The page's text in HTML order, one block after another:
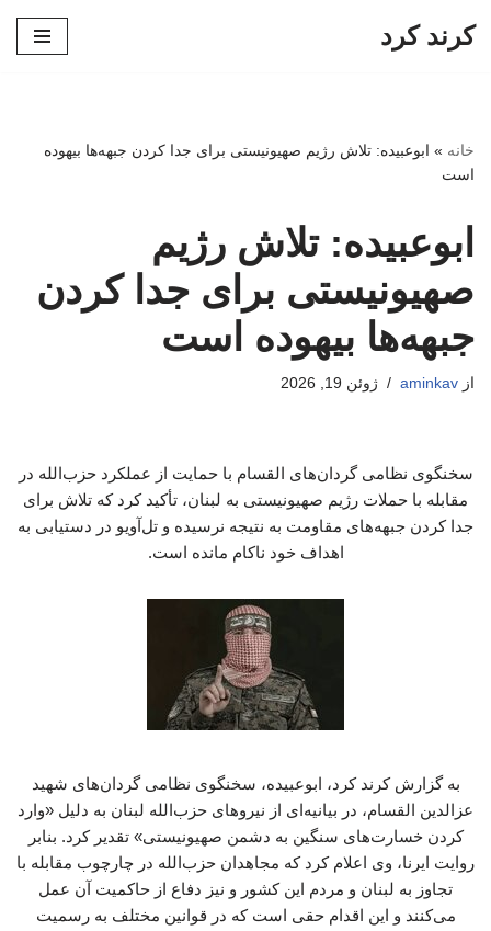
کرند کرد
خانه » ابوعبیده: تلاش رژیم صهیونیستی برای جدا کردن جبهه‌ها بیهوده
است
ابوعبیده: تلاش رژیم
صهیونیستی برای جدا کردن
جبهه‌ها بیهوده است
از aminkav ژوئن 19, 2026
سخنگوی نظامی گردان‌های القسام با حمایت از عملکرد حزب‌الله در
مقابله با حملات رژیم صهیونیستی به لبنان، تأکید کرد که تلاش برای
جدا کردن جبهه‌های مقاومت به نتیجه نرسیده و تل‌آویو در دستیابی به
اهداف خود ناکام مانده است.
به گزارش کرند کرد، ابوعبیده، سخنگوی نظامی گردان‌های شهید
عزالدین القسام، در بیانیه‌ای از نیروهای حزب‌الله لبنان به دلیل «وارد
کردن خسارت‌های سنگین به دشمن صهیونیستی» تقدیر کرد. بنابر
روایت ایرنا، وی اعلام کرد که مجاهدان حزب‌الله در چارچوب مقابله با
تجاوز به لبنان و مردم این کشور و نیز دفاع از حاکمیت آن عمل
می‌کنند و این اقدام حقی است که در قوانین مختلف به رسمیت